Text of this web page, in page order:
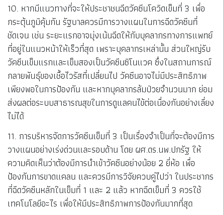
10. หากมีแนวทางที่จะให้ประชาชนฉีดวัคซีนโควิดเข็มที่ 3 เพื่อ
กระตุ้นภูมิคุ้มกัน รัฐบาลควรมีการวางแผนในการฉีดวัคซีนที่
ชัดเจน เช่น ระยะแรกอาจมุ่งเน้นฉีดให้กับบุคลากรทางการแพทย์
ที่อยู่ในแนวหน้าให้เร็วที่สุด เพราะบุคลากรเหล่านั้น ส่วนใหญ่รับ
วัคซีนเข็มแรกและเข็มสองเป็นวัคซีนซิโนแวค ซึ่งในสถานการณ์
กลายพันธุ์ของเชื้อไวรัสที่เปลี่ยนไป วัคซีนอาจไม่มีประสิทธิภาพ
เพียงพอในการป้องกัน และหากบุคลากรล้มป่วยจำนวนมาก ย่อม
ส่งผลต่อระบบสาธารณสุขในการดูแลคนไข้ต่อเนื่องกันอย่างเลี่ยง
ไม่ได้
11. การบริหารจัดการวัคซีนเข็มที่ 3 เป็นเรื่องจำเป็นที่จะต้องมีการ
วางแผนอย่างเร่งด่วนและรอบด้าน โดย ผศ.ดร.นพ.ปกรัฐ ให้
ความคิดเห็นว่าต้องมีการนำเข้าวัคซีนอย่างน้อย 2 ยี่ห้อ เพื่อ
ป้องกันการขาดแคลน และควรมีการวิจัยควบคู่ไปว่า ในประชากร
ที่ฉีดวัคซีนหลักในเข็มที่ 1 และ 2 แล้ว หากฉีดเข็มที่ 3 ควรใช้
เทคโนโลยีอะไร เพื่อให้มีประสิทธิภาพการป้องกันมากที่สุด